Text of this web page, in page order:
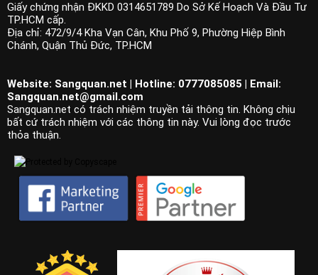
Giấy chứng nhận ĐKKD 0314651789 Do Sở Kế Hoạch Và Đầu Tư
TP.HCM cấp.
Địa chỉ: 472/9/4 Kha Vạn Cân, Khu Phố 9, Phường Hiệp Bình
Chánh, Quận Thủ Đức, TP.HCM
Website: Sangquan.net | Hotline: 0777085085 | Email:
Sangquan.net@gmail.com
Sangquan.net có trách nhiệm truyền tải thông tin. Không chịu
bất cứ trách nhiệm với các thông tin này. Vui lòng đọc trước
thỏa thuận.